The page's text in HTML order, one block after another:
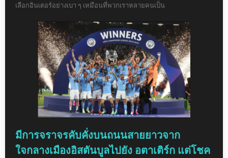
เลือกอินเตอร์อย่างเบา ๆ เหมือนที่พวกเราหลายคนเป็น
มีการจราจรคับคั่งบนถนนสายยาวจาก
ใจกลางเมืองอิสตันบูลไปยัง อตาเติร์ก แต่โชค